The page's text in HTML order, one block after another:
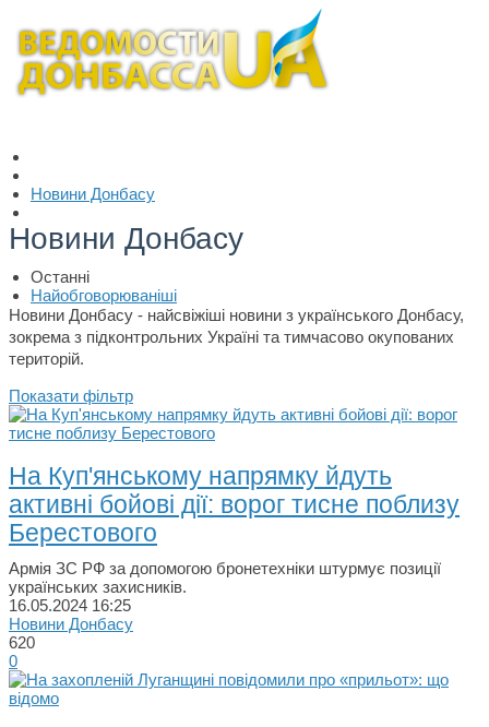
Новини Донбасу
Новини Донбасу
Останні
Найобговорюваніші
Новини Донбасу - найсвіжіші новини з українського Донбасу,
зокрема з підконтрольних Україні та тимчасово окупованих
територій.
Показати фільтр
На Куп'янському напрямку йдуть
активні бойові дії: ворог тисне поблизу
Берестового
Армія ЗС РФ за допомогою бронетехніки штурмує позиції
українських захисників.
16.05.2024 16:25
Новини Донбасу
620
0